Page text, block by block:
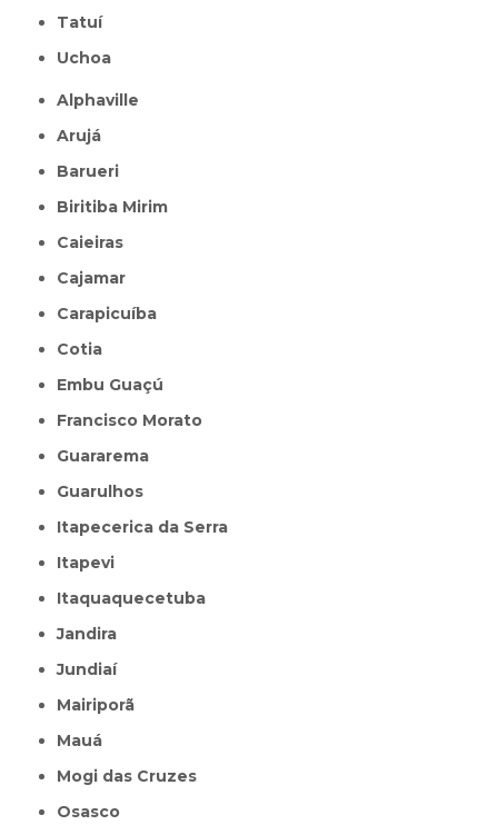
Tatuí
Uchoa
Alphaville
Arujá
Barueri
Biritiba Mirim
Caieiras
Cajamar
Carapicuíba
Cotia
Embu Guaçú
Francisco Morato
Guararema
Guarulhos
Itapecerica da Serra
Itapevi
Itaquaquecetuba
Jandira
Jundiaí
Mairiporã
Mauá
Mogi das Cruzes
Osasco